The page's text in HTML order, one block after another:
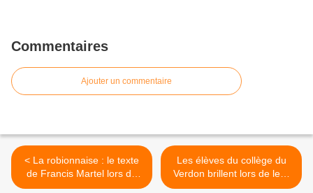
Commentaires
Ajouter un commentaire
< La robionnaise : le texte
de Francis Martel lors de
l'inauguration de la
Les élèves du collège du
Verdon brillent lors de leur
rencontre théâtrale à